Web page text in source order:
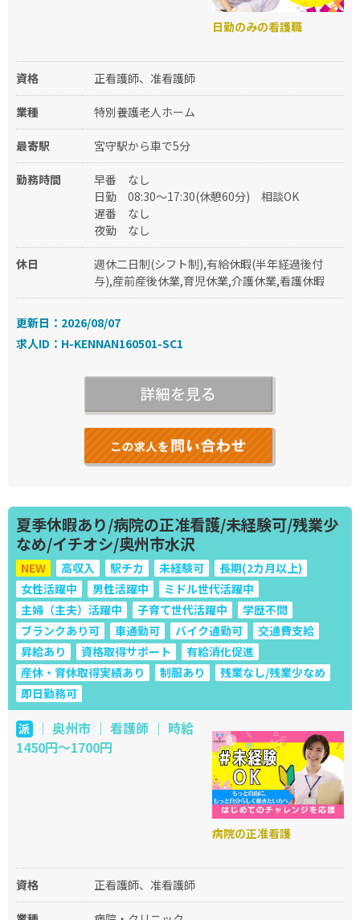
日勤のみの看護職
資格 正看護師、准看護師
業種 特別養護老人ホーム
最寄駅 宮守駅から車で5分
勤務時間 早番
なし
日勤
08:30～17:30(休憩60分)
相談OK
遅番
なし
夜勤
なし
休日
週休二日制(シフト制),有給休暇(半年経過後付
与),産前産後休業,育児休業,介護休業,看護休暇
更新日：2026/08/07
求人ID：H-KENNAN160501-SC1
夏季休暇あり/病院の正准看護/未経験可/残業少
なめ/イチオシ/奥州市水沢
NEW 高収入 駅チカ 未経験可
長期(2カ月以上)
女性活躍中
男性活躍中
ミドル世代活躍中
主婦（主夫）活躍中
子育て世代活躍中
学歴不問
ブランクあり可
車通勤可 バイク通勤可
交通費支給
昇給あり
資格取得サポート
有給消化促進
産休・育休取得実績あり
制服あり
残業なし/残業少なめ
即日勤務可
派｜ 奥州市 ｜ 看護師 ｜ 時給
1450円～1700円
病院の正准看護
資格 正看護師、准看護師